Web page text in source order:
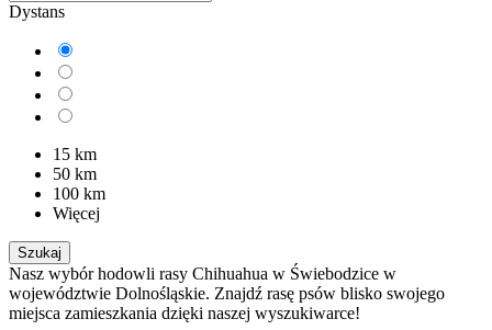
Dystans
15 km
50 km
100 km
Więcej
Szukaj
Nasz wybór hodowli rasy Chihuahua w Świebodzice w
województwie Dolnośląskie. Znajdź rasę psów blisko swojego
miejsca zamieszkania dzięki naszej wyszukiwarce!